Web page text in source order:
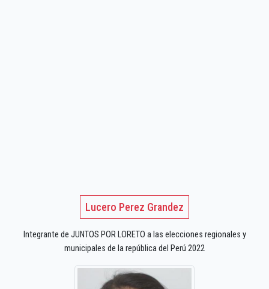
Lucero Perez Grandez
Integrante de JUNTOS POR LORETO a las elecciones regionales y
municipales de la república del Perú 2022